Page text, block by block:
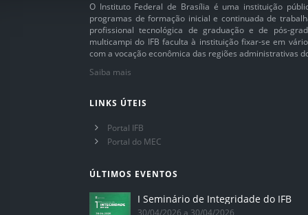
O Instituto Federal de Brasília é uma instituição
programas de formação inicial e continuada de
profissional tecnológica de graduação e de pós-
multicampi do IFB faculta à instituição fixar-se em
com a vocação econômica das regiões administrativas
Saiba mais
LINKS ÚTEIS
Portal IFB
Portal do MEC
ÚLTIMOS EVENTOS
I Seminário de Integridade do IFB
30/04/2026 a 30/04/2026